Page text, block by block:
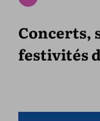
Concerts,
festivités